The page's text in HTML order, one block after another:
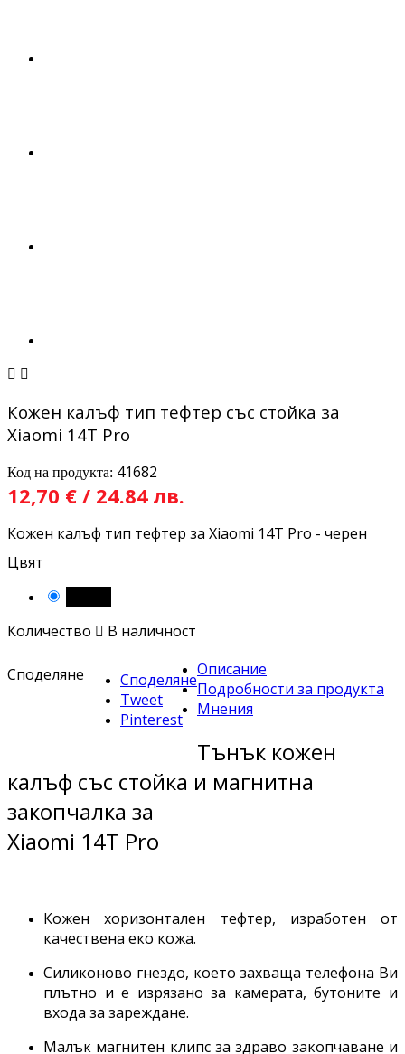
 
Кожен калъф тип тефтер със стойка за
Xiaomi 14T Pro
Код на продукта: 41682
12,70 € / 24.84 лв.
Кожен калъф тип тефтер за Xiaomi 14T Pro - черен
Цвят
Количество  В наличност
Споделяне
Споделяне
Tweet
Pinterest
Описание
Подробности за продукта
Мнения
Тънък кожен
калъф със стойка и магнитна
закопчалка за
Xiaomi 14T Pro
Кожен хоризонтален тефтер, изработен от
качествена еко кожа.
Силиконово гнездо, което захваща телефона Ви
плътно и е изрязано за камерата, бутоните и
входа за зареждане.
Малък магнитен клипс за здраво закопчаване и